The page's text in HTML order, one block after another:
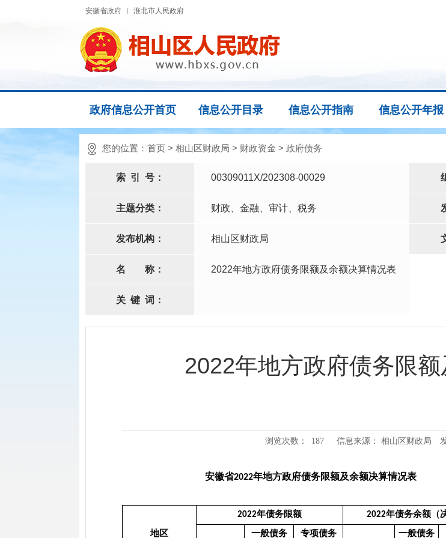
安徽省政府 淮北市人民政府
政府信息公开首页 信息公开目录 信息公开指南 信息公开年报
您的位置： 首页 > 相山区财政局 > 财政资金 > 政府债务
索 引 号： 00309011X/202308-00029
主题分类： 财政、金融、审计、税务
发布机构： 相山区财政局
名 称： 2022年地方政府债务限额及余额决算情况表
关 键 词：
2022年地方政府债务限
浏览次数： 187 信息来源： 相山区财政局
安徽省2022年地方政府债务限额及余额决算情况表
地区
2022年债务限额 2022年债务余额（
一般债务 专项债务 一般债务